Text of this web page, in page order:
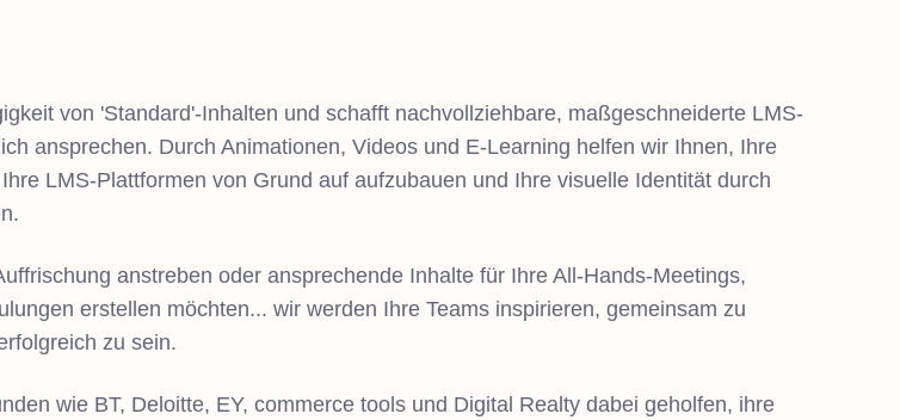
von 'Standard'-Inhalten und schafft nachvollziehbare, maßgeschneiderte LMS-
ansprechen. Durch Animationen, Videos und E-Learning helfen wir Ihnen, Ihre
LMS-Plattformen von Grund auf aufzubauen und Ihre visuelle Identität durch
anstreben oder ansprechende Inhalte für Ihre All-Hands-Meetings,
erstellen möchten... wir werden Ihre Teams inspirieren, gemeinsam zu
zu sein.
wie BT, Deloitte, EY, commerce tools und Digital Realty dabei geholfen, ihre